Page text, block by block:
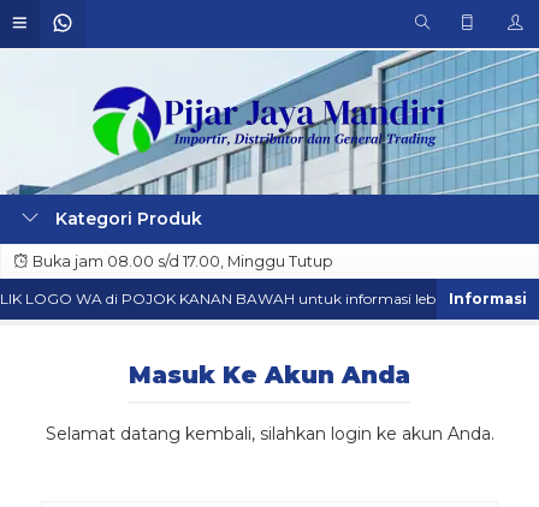
Kategori Produk
Buka jam 08.00 s/d 17.00, Minggu Tutup
LOGO WA di POJOK KANAN BAWAH untuk informasi lebih lanjut.
Masuk Ke Akun Anda
Selamat datang kembali, silahkan login ke akun Anda.